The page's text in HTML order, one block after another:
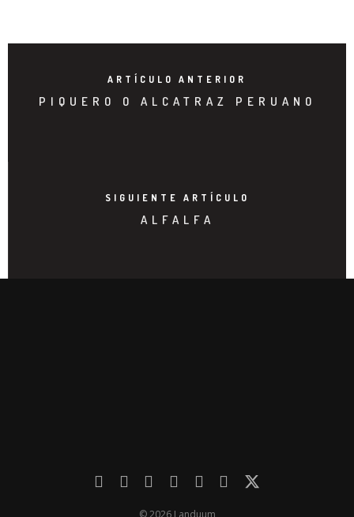
ARTÍCULO ANTERIOR
PIQUERO O ALCATRAZ PERUANO
SIGUIENTE ARTÍCULO
ALFALFA
© 2026 Landuum